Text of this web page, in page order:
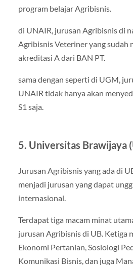
program belajar Agribisnis.
di UNAIR, jurusan Agribisnis di
Agribisnis Veteriner yang sudah
akreditasi A dari BAN PT.
sama dengan seperti di UGM,
UNAIR tidak hanya akan
S1 saja.
5. Universitas Brawijaya
Jurusan Agribisnis yang ada di
menjadi jurusan yang dapat
internasional.
Terdapat tiga macam minat
jurusan Agribisnis di UB. Ketiga
Ekonomi Pertanian, Sosiologi
Komunikasi Bisnis, dan juga